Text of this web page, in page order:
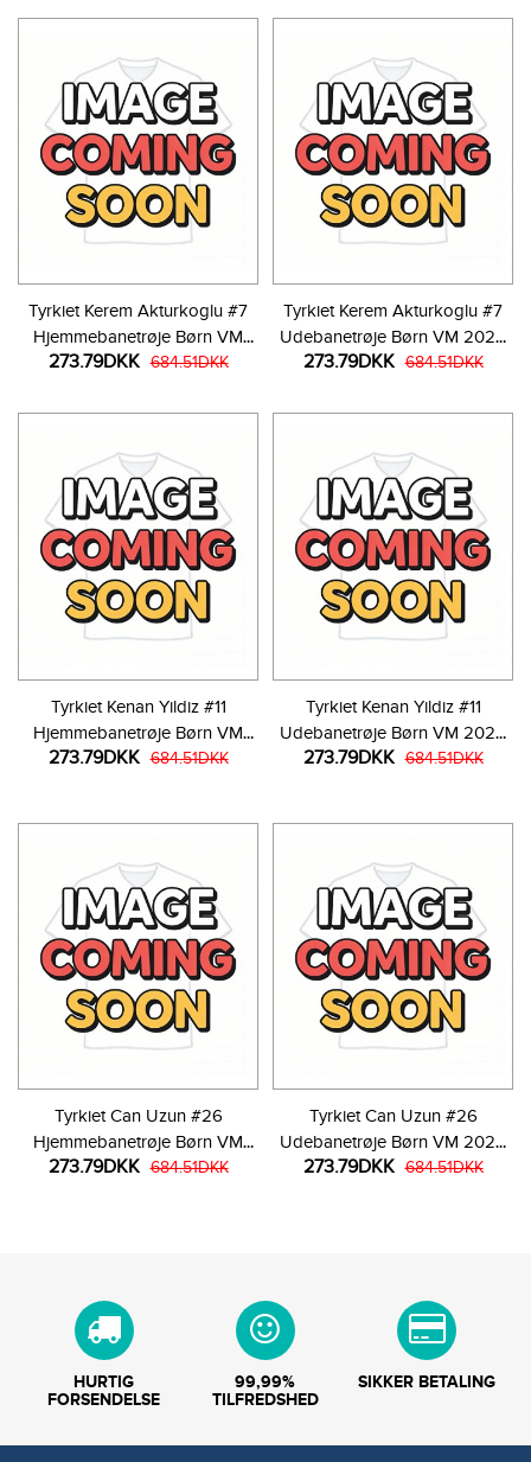
Tyrkiet Kerem Akturkoglu #7
Hjemmebanetrøje Børn VM
2026 Kortærmet (+ Korte
273.79DKK 684.51DKK
Tyrkiet Kerem Akturkoglu #7
Udebanetrøje Børn VM 2026
Kortærmet (+ Korte bukser)
273.79DKK 684.51DKK
Tyrkiet Kenan Yildiz #11
Hjemmebanetrøje Børn VM
2026 Kortærmet (+ Korte
273.79DKK 684.51DKK
Tyrkiet Kenan Yildiz #11
Udebanetrøje Børn VM 2026
Kortærmet (+ Korte bukser)
273.79DKK 684.51DKK
Tyrkiet Can Uzun #26
Hjemmebanetrøje Børn VM
2026 Kortærmet (+ Korte
273.79DKK 684.51DKK
Tyrkiet Can Uzun #26
Udebanetrøje Børn VM 2026
Kortærmet (+ Korte bukser)
273.79DKK 684.51DKK
HURTIG
FORSENDELSE
99,99%
TILFREDSHED
SIKKER BETALING